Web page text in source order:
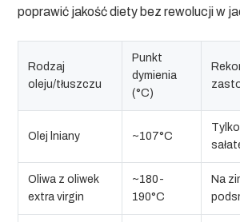
poprawić jakość diety bez rewolucji w
Rodzaj
oleju/tłuszczu
Punkt
dymienia
(°C)
Olej lniany ~107°C
Oliwa z oliwek
extra virgin
~180-
190°C
Na